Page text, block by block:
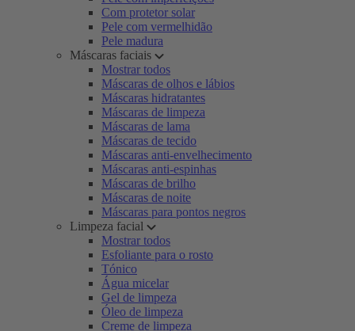
Com protetor solar
Pele com vermelhidão
Pele madura
Máscaras faciais
Mostrar todos
Máscaras de olhos e lábios
Máscaras hidratantes
Máscaras de limpeza
Máscaras de lama
Máscaras de tecido
Máscaras anti-envelhecimento
Máscaras anti-espinhas
Máscaras de brilho
Máscaras de noite
Máscaras para pontos negros
Limpeza facial
Mostrar todos
Esfoliante para o rosto
Tónico
Água micelar
Gel de limpeza
Óleo de limpeza
Creme de limpeza